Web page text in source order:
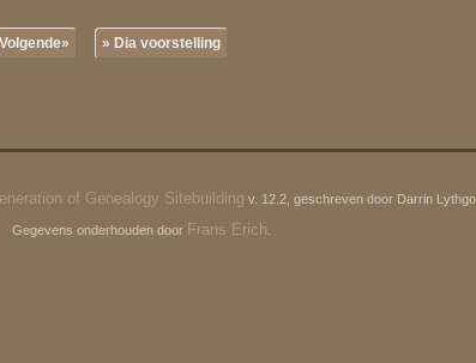
Volgende» » Dia voorstelling
of Genealogy Sitebuilding v. 12.2, geschreven door Darrin
Gegevens onderhouden door Frans Erich